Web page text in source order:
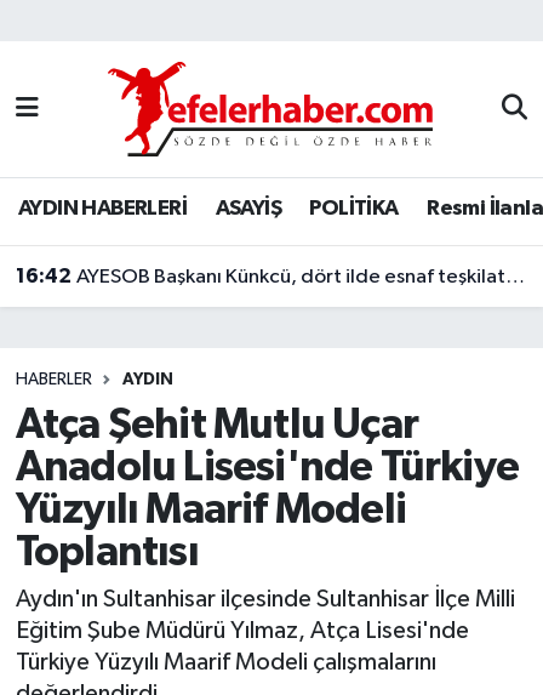
AYDIN HABERLERİ ASAYİŞ POLİTİKA Resmi
16:42 AYESOB Başkanı Künkcü, dört ilde esnaf teşkilatlarıyla buluştu
HABERLER AYDIN
Atça Şehit Mutlu Uçar
Anadolu Lisesi'nde Türkiye
Yüzyılı Maarif Modeli
Toplantısı
Aydın'ın Sultanhisar ilçesinde Sultanhisar İlçe Milli
Eğitim Şube Müdürü Yılmaz, Atça Lisesi'nde
Türkiye Yüzyılı Maarif Modeli çalışmalarını
Nöbetçi Eczaneler
Hava Durumu
Aydin Namaz Vakitleri
Trafik Durumu
Son Dakika Haberleri
Haber Arşivi